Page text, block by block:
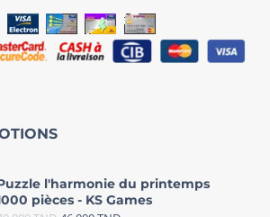
l'harmonie du printemps
pièces - KS Games